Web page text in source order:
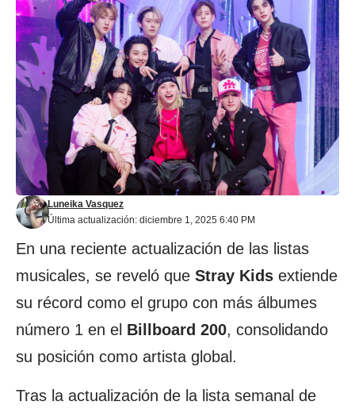
Última actualización: diciembre 1, 2025 6:40 PM
Luneika Vasquez
En una reciente actualización de las listas
musicales, se reveló que Stray Kids extiende
su récord como el grupo con más álbumes
número 1 en el Billboard 200, consolidando
su posición como artista global.
Tras la actualización de la lista semanal de